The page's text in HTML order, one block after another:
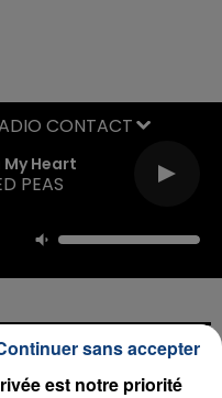
Heart
PEAS
CONTACT
est notre priorité
sans accepter